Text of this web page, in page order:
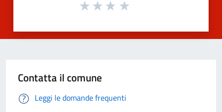
Contatta il comune
Leggi le domande frequenti